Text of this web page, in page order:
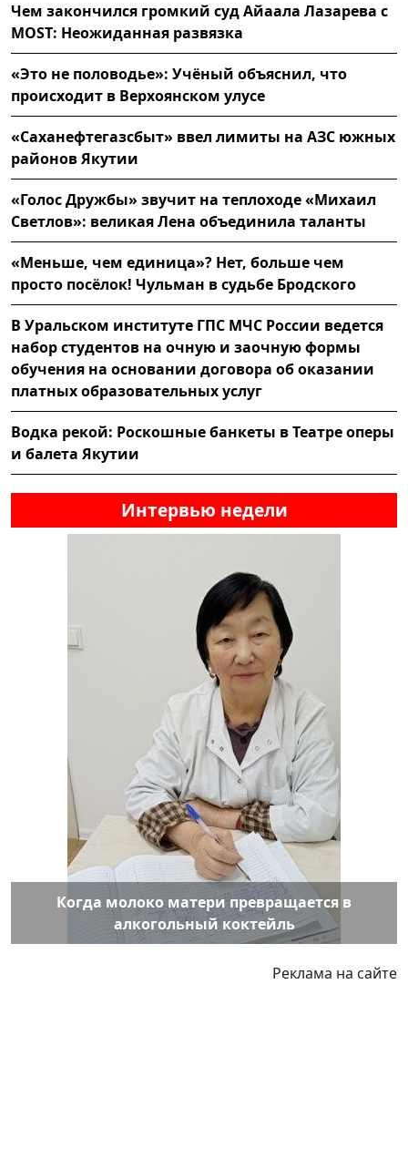
Чем закончился громкий суд Айаала Лазарева с
MOST: Неожиданная развязка
«Это не половодье»: Учёный объяснил, что
происходит в Верхоянском улусе
«Саханефтегазсбыт» ввел лимиты на АЗС южных
районов Якутии
«Голос Дружбы» звучит на теплоходе «Михаил
Светлов»: великая Лена объединила таланты
«Меньше, чем единица»? Нет, больше чем
просто посёлок! Чульман в судьбе Бродского
В Уральском институте ГПС МЧС России ведется
набор студентов на очную и заочную формы
обучения на основании договора об оказании
платных образовательных услуг
Водка рекой: Роскошные банкеты в Театре оперы
и балета Якутии
Интервью недели
Когда молоко матери превращается в
алкогольный коктейль
Реклама на сайте